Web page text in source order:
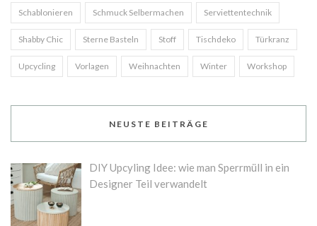
Schablonieren Schmuck Selbermachen Serviettentechnik
Shabby Chic Sterne Basteln Stoff Tischdeko Türkranz
Upcycling Vorlagen Weihnachten Winter Workshop
NEUSTE BEITRÄGE
DIY Upcyling Idee: wie man Sperrmüll in ein
Designer Teil verwandelt